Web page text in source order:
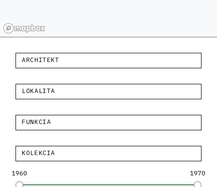
ARCHITEKT
LOKALITA
FUNKCIA
KOLEKCIA
1960 1970